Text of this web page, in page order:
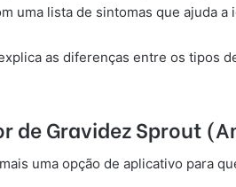
uma lista de sintomas que ajuda
as diferenças entre os tipos
de Gravidez Sprout
uma opção de aplicativo para